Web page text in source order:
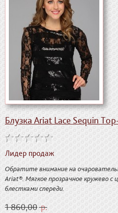
Блузка Ariat Lace Sequin
Лидер продаж
Обратите внимание на
Ariat®. Мягкое прозрачное кружево с
блестками спереди.
1 860,00р.